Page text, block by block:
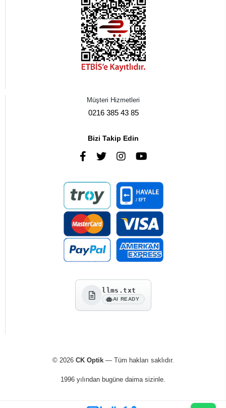
Müşteri Hizmetleri
0216 385 43 85
Bizi Takip Edin
llms.txt
AI READY
© 2026 CK Optik— Tüm hakları saklıdır.
1996 yılından bugüne daima sizinle.